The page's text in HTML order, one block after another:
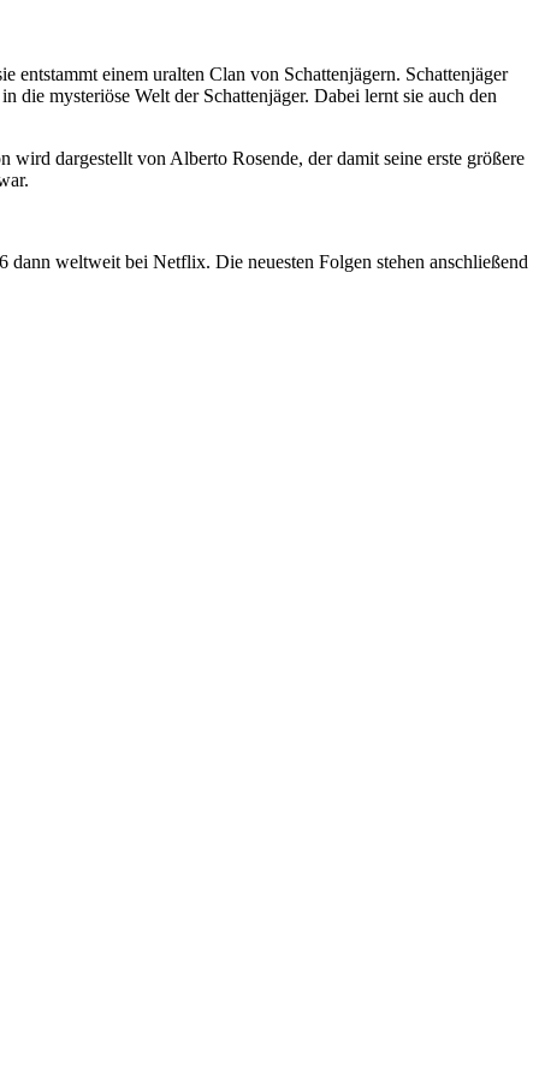
entstammt einem uralten Clan von Schattenjägern. Schattenjäger
mysteriöse Welt der Schattenjäger. Dabei lernt sie auch den
dargestellt von Alberto Rosende, der damit seine erste größere
dann weltweit bei Netflix. Die neuesten Folgen stehen anschließend